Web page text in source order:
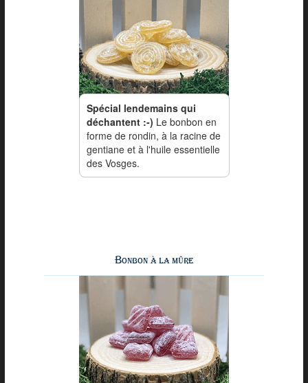
Spécial lendemains qui
déchantent :-) Le bonbon en
forme de rondin, à la racine de
gentiane et à l'huile essentielle
des Vosges.
Bonbon à la mûre